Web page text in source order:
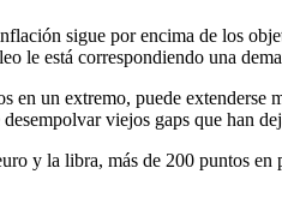
sigue por encima de los
le está correspondiendo una
en un extremo, puede
viejos gaps que han
y la libra, más de 200 puntos